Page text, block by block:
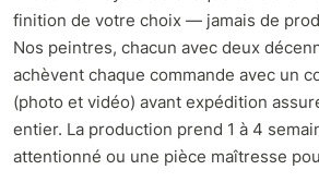
finition de votre choix — jamais de
Nos peintres, chacun avec deux
achèvent chaque commande avec un
(photo et vidéo) avant expédition
entier. La production prend 1 à 4
attentionné ou une pièce maîtresse